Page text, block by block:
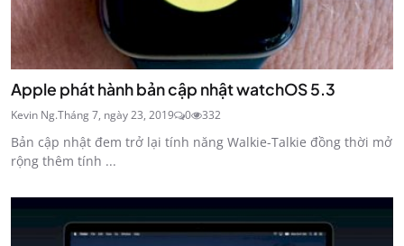
Apple phát hành bản cập nhật watchOS 5.3
Kevin Ng.Tháng 7, ngày 23, 2019 0 332
Bản cập nhật đem trở lại tính năng Walkie-Talkie đồng thời mở
rộng thêm tính ...